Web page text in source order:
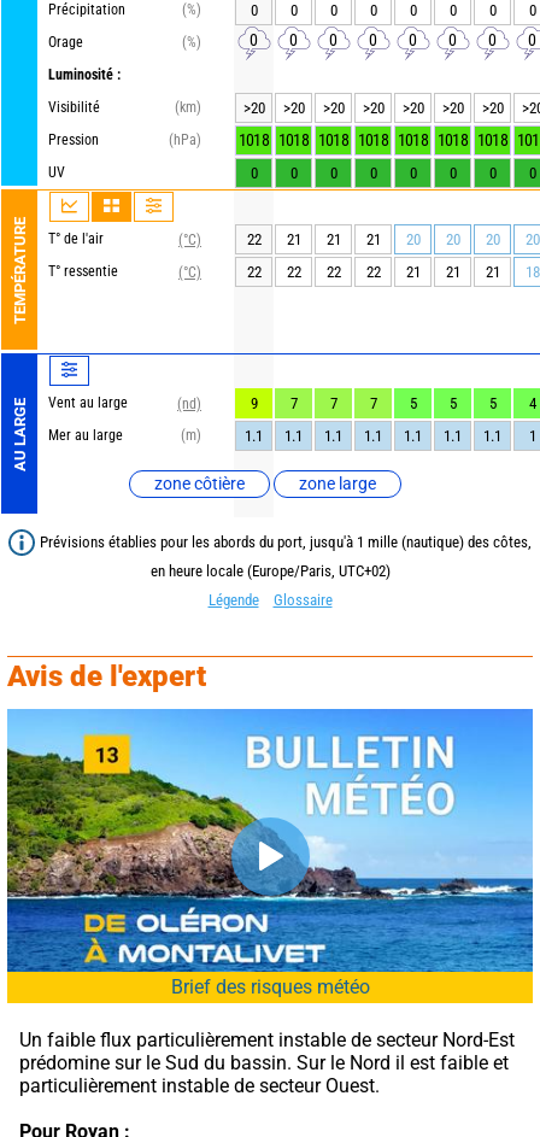
Précipitation
(%)
Orage
(%)
Luminosité :
Visibilité
(km)
Pression
(hPa)
UV
TEMPÉRATURE T° de l'air
(°C)
T° ressentie
(°C)
AU LARGE Vent au large
(nd)
Mer au large
(m)
zone côtière zone large
0 0 0 0 0 0 0 0
0 0 0 0 0 0 0 0
>20 >20 >20 >20 >20 >20 >20
1018 1018 1018 1018 1018 1018 1018
0 0 0 0 0 0 0 0
22 21 21 21 20 20 20
20
22
22 22 22 21 21 21 18
9 7 7 7 5 5 5
4
1.1
1.1 1.1 1.1 1.1 1.1 1.1 1
Prévisions établies pour les abords du port, jusqu'à 1 mille (nautique) des côtes,
en heure locale (Europe/Paris, UTC+02)
Légende
Glossaire
Avis de l'expert
Brief des risques météo
Un faible flux particulièrement instable de secteur Nord-Est
prédomine sur le Sud du bassin. Sur le Nord il est faible et
particulièrement instable de secteur Ouest.
Pour Royan :